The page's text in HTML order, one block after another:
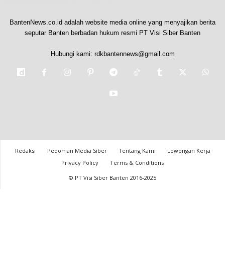
BantenNews.co.id adalah website media online yang menyajikan berita
seputar Banten berbadan hukum resmi PT Visi Siber Banten
Hubungi kami: rdkbantennews@gmail.com
Redaksi Pedoman Media Siber Tentang Kami
Lowongan Kerja
Privacy Policy
Terms & Conditions
© PT Visi Siber Banten 2016-2025